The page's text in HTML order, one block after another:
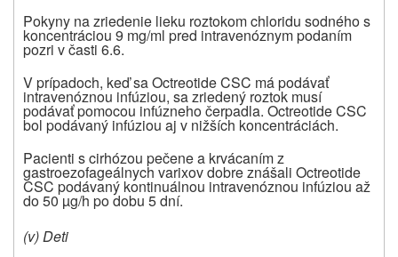
Pokyny na zriedenie lieku roztokom chloridu sodného s
koncentráciou 9 mg/ml pred intravenóznym podaním
pozri v časti 6.6.
V prípadoch, keď sa Octreotide CSC má podávať
intravenóznou infúziou, sa zriedený roztok musí
podávať pomocou infúzneho čerpadla. Octreotide CSC
bol podávaný infúziou aj v nižších koncentráciách.
Pacienti s cirhózou pečene a krvácaním z
gastroezofageálnych varixov dobre znášali Octreotide
CSC podávaný kontinuálnou intravenóznou infúziou až
do 50 µg/h po dobu 5 dní.
(v) Deti